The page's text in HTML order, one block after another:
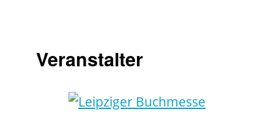
Veranstalter